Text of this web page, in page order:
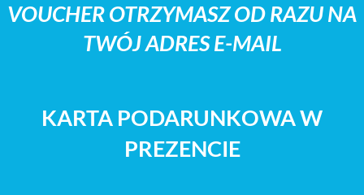
VOUCHER OTRZYMASZ OD RAZU NA
TWÓJ ADRES E-MAIL
KARTA PODARUNKOWA W
PREZENCIE